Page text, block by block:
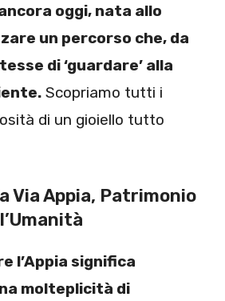
oggi, nata allo
un percorso che, da
di ‘guardare’ alla
Scopriamo tutti i
di un gioiello tutto
Via Appia, Patrimonio
l’Appia significa
molteplicità di